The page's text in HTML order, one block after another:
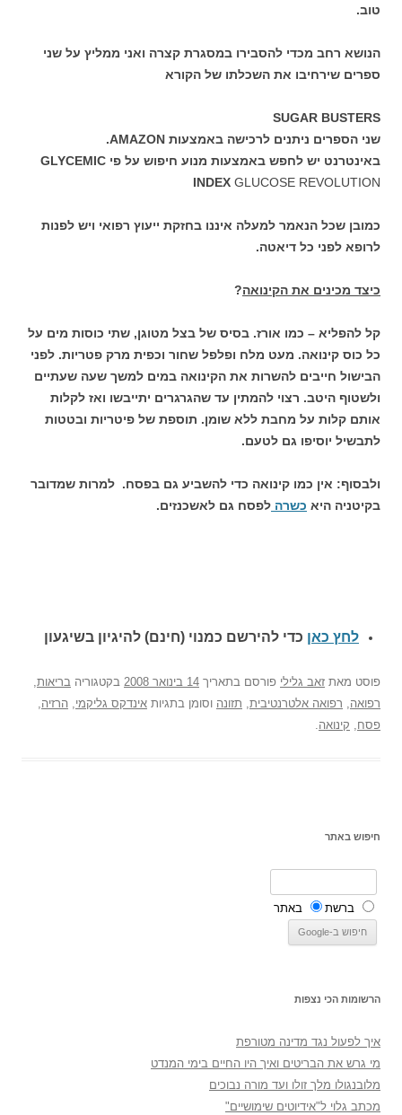
טוב.
הנושא רחב מכדי להסבירו במסגרת קצרה ואני ממליץ על שני
ספרים שירחיבו את השכלתו של הקורא
SUGAR BUSTERS
שני הספרים ניתנים לרכישה באמצעות AMAZON.
באינטרנט יש לחפש באמצעות מנוע חיפוש על פי GLYCEMIC
INDEX GLUCOSE REVOLUTION
כמובן שכל הנאמר למעלה איננו בחזקת ייעוץ רפואי ויש לפנות
לרופא לפני כל דיאטה.
כיצד מכינים את הקינואה?
קל להפליא – כמו אורז. בסיס של בצל מטוגן, שתי כוסות מים על
כל כוס קינואה. מעט מלח ופלפל שחור וכפית מרק פטריות. לפני
הבישול חייבים להשרות את הקינואה במים למשך שעה שעתיים
ולשטוף היטב. רצוי להמתין עד שהגרגרים יתייבשו ואז לקלות
אותם קלות על מחבת ללא שומן. תוספת של פיטריות ובטטות
לתבשיל יוסיפו גם לטעם.
ולבסוף: אין כמו קינואה כדי להשביע גם בפסח. למרות שמדובר
בקיטניה היא כשרה לפסח גם לאשכנזים.
לחץ כאן כדי להירשם כמנוי (חינם) להיגיון בשיגעון
פוסט מאת זאב גלילי פורסם בתאריך 14 בינואר 2008 בקטגוריה בריאות,
רפואה, רפואה אלטרנטיבית, תזונה וסומן בתגיות אינדקס גליקמי, הרזיה,
פסח, קינואה.
חיפוש באתר
ברשת באתר
הרשומות הכי נצפות
איך לפעול נגד מדינה מטורפת
מי גרש את הבריטים ואיך היו החיים בימי המנדט
מלובנגולו מלך זולו ועד מורה נבוכים
מכתב גלוי ל"אידיוטים שימושיים"